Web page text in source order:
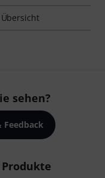
sehen?
Feedback